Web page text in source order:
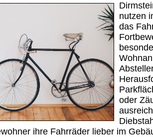
nutzen
das
oder
ihre Fahrräder lieber im